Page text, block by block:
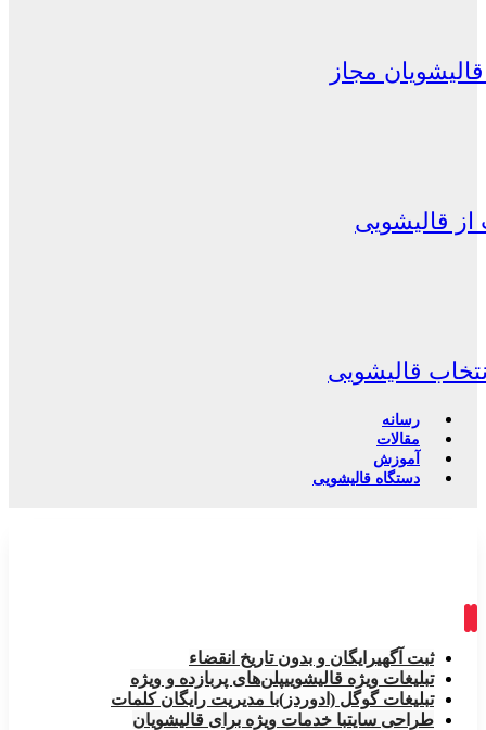
مجاز
قالیشویی
قالیشویی
رسانه
مقالات
آموزش
دستگاه قالیشویی
ثبت آگهیرایگان و بدون تاریخ انقضاء
تبلیغات ویژه قالیشوییپلن‌های پربازده و ویژه
تبلیغات گوگل (ادوردز)با مدیریت رایگان کلمات
طراحی سایتبا خدمات ویژه برای قالیشویان